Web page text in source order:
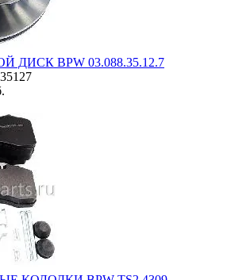
ДИСК BPW 03.088.35.12.7